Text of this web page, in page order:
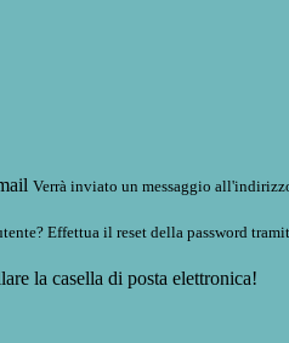
Verrà inviato un messaggio
Effettua il reset della password
la casella di posta elettronica!